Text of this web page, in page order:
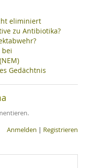
eliminiert
zu Antibiotika?
bei
Gedächtnis
Anmelden | Registrieren